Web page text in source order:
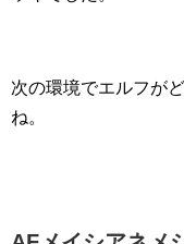
次の環境でエルフが
ね。